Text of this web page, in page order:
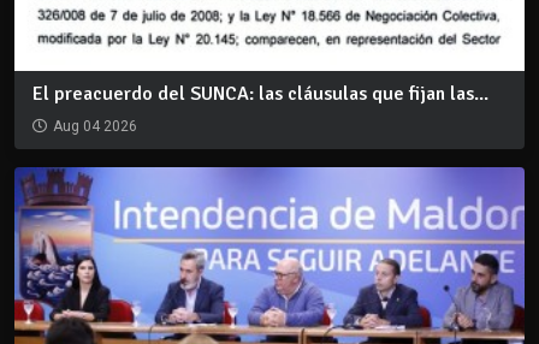
El preacuerdo del SUNCA: las cláusulas que fijan las...
Aug 04 2026